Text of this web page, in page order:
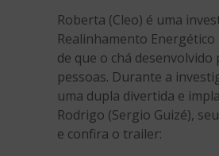
Roberta (Cleo) é uma
Realinhamento
de que o chá
pessoas. Durante a
uma dupla divertida e
Rodrigo (Sergio Guizé),
e confira o trailer: